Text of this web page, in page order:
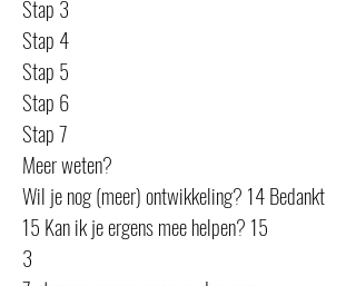
Stap 3
Stap 4
Stap 5
Stap 6
Stap 7
Meer weten?
Wil je nog (meer) ontwikkeling? 14 Bedankt
15 Kan ik je ergens mee helpen? 15
3